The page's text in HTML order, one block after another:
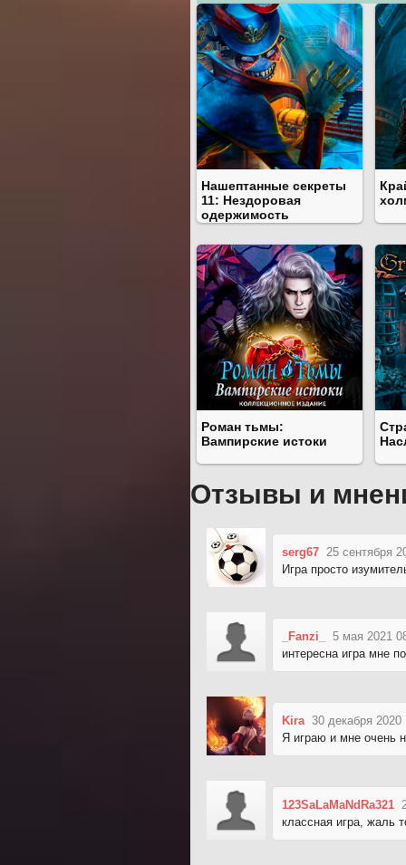
Нашептанные секреты
11: Нездоровая
одержимость
Роман тьмы:
Вампирские истоки
Отзывы и
serg67 25 сентября
Игра просто
_Fanzi_
5 мая 2021
интересна игра мне
Kira 30 декабря 2020
Я играю и мне очень
123SaLaMaNdRa321
классная игра, жаль